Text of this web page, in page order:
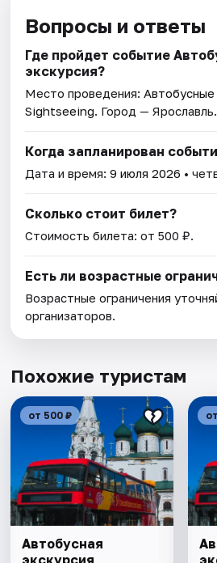
Вопросы и ответы
Где пройдет событие
экскурсия?
Место проведения:Автобусные
Sightseeing. Город — Ярославль.
Когда запланирован
Дата и время:9 июля 2026 •
Сколько стоит билет?
Стоимость билета: от 500 ₽.
Есть ли возрастные
Возрастные ограничения
организаторов.
Похожие туристам
от 500 ₽
Автобусная